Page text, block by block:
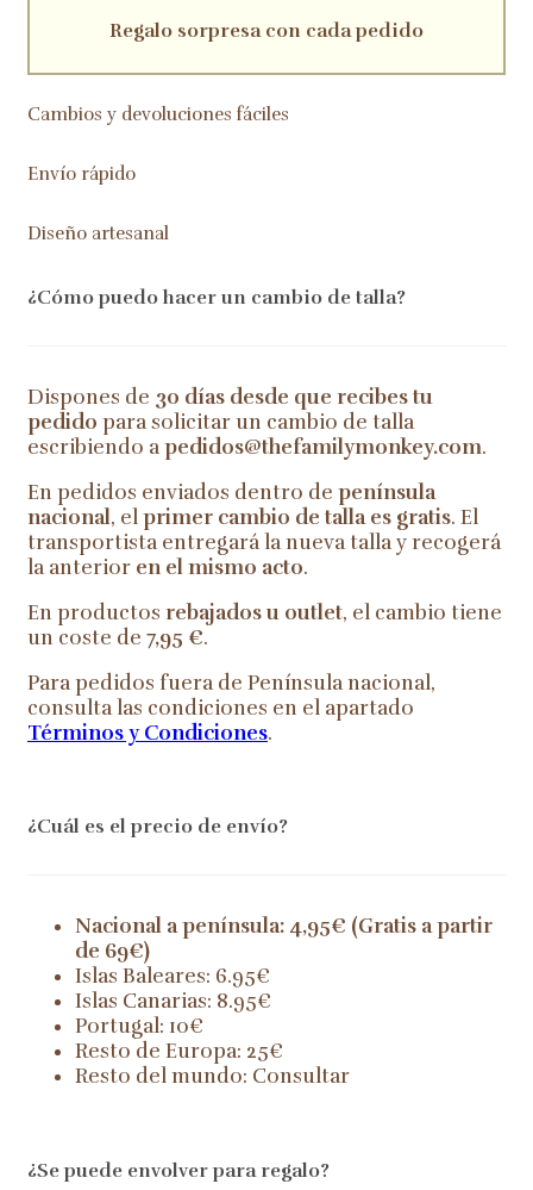
Regalo sorpresa con cada pedido
Cambios y devoluciones fáciles
Envío rápido
Diseño artesanal
¿Cómo puedo hacer un cambio de talla?
Dispones de 30 días desde que recibes tu
pedido para solicitar un cambio de talla
escribiendo apedidos@thefamilymonkey.com.
En pedidos enviados dentro de península
nacional, elprimer cambio de talla es gratis. El
transportista entregará la nueva talla y recogerá
la anterior en el mismo acto.
En productos rebajados u outlet, el cambio tiene
un coste de 7,95 €.
Para pedidos fuera de Península nacional,
consulta las condiciones en el apartado
Términos y Condiciones.
¿Cuál es el precio de envío?
Nacional a península: 4,95€ (Gratis a partir
de 69€)
Islas Baleares: 6.95€
Islas Canarias: 8.95€
Portugal: 10€
Resto de Europa: 25€
Resto del mundo: Consultar
¿Se puede envolver para regalo?